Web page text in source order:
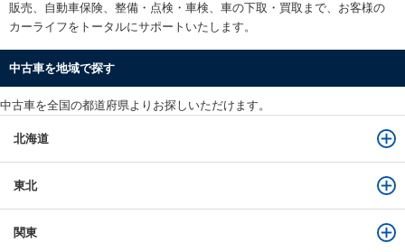
販売、自動車保険、整備・点検・車検、車の下取・買取まで、お客様の
カーライフをトータルにサポートいたします。
中古車を地域で探す
中古車を全国の都道府県よりお探しいただけます。
北海道
東北
関東